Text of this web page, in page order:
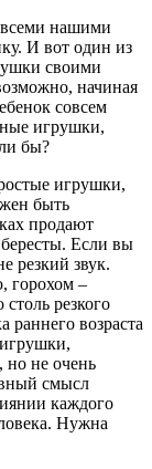
нашими
И вот один из
своими
начиная
совсем
игрушки,
бы?
игрушки,
быть
продают
Если вы
резкий звук.
горохом –
резкого
раннего возраста
но не очень
смысл
каждого
Нужна